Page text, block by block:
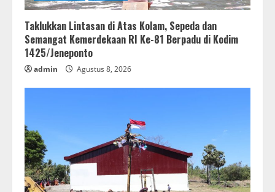
Taklukkan Lintasan di Atas Kolam, Sepeda dan
Semangat Kemerdekaan RI Ke-81 Berpadu di Kodim
1425/Jeneponto
admin Agustus 8, 2026